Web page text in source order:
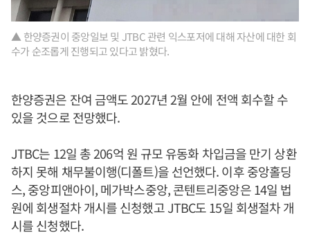
▲ 한양증권이 중앙일보 및 JTBC 관련 익스포저에 대해 자산에 대한 회
수가 순조롭게 진행되고 있다고 밝혔다.
한양증권은 잔여 금액도 2027년 2월 안에 전액 회수할 수
있을 것으로 전망했다.
JTBC는 12일 총 206억 원 규모 유동화 차입금을 만기 상환
하지 못해 채무불이행(디폴트)을 선언했다. 이후 중앙홀딩
스, 중앙피앤아이, 메가박스중앙, 콘텐트리중앙은 14일 법
원에 회생절차 개시를 신청했고 JTBC도 15일 회생절차 개
시를 신청했다.